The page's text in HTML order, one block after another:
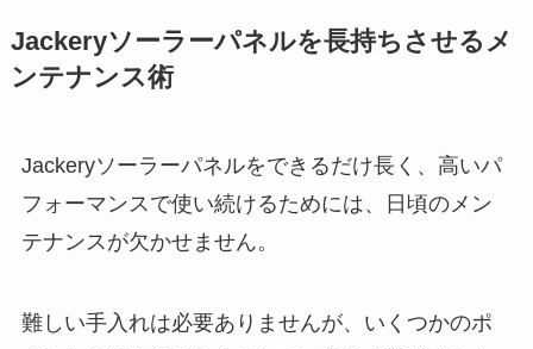
Jackeryソーラーパネルを長持ちさせるメ
ンテナンス術
Jackeryソーラーパネルをできるだけ長く、高いパ
フォーマンスで使い続けるためには、日頃のメン
テナンスが欠かせません。
難しい手入れは必要ありませんが、いくつかのポ